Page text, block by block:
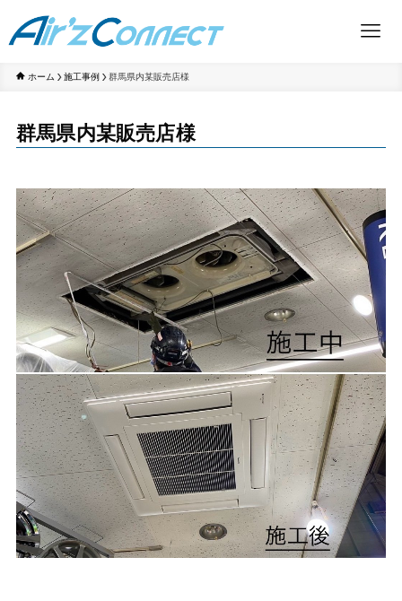
ホーム 施工事例 群馬県内某販売店様
群馬県内某販売店様